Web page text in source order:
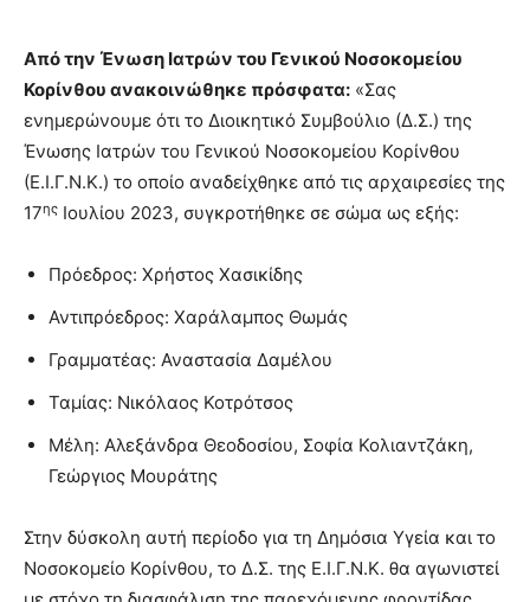
Από την Ένωση Ιατρών του Γενικού Νοσοκομείου
Κορίνθου ανακοινώθηκε πρόσφατα: «Σας
ενημερώνουμε ότι το Διοικητικό Συμβούλιο (Δ.Σ.) της
Ένωσης Ιατρών του Γενικού Νοσοκομείου Κορίνθου
(Ε.Ι.Γ.Ν.Κ.) το οποίο αναδείχθηκε από τις αρχαιρεσίες της
17ης Ιουλίου 2023, συγκροτήθηκε σε σώμα ως εξής:
Πρόεδρος: Χρήστος Χασικίδης
Αντιπρόεδρος: Χαράλαμπος Θωμάς
Γραμματέας: Αναστασία Δαμέλου
Ταμίας: Νικόλαος Κοτρότσος
Μέλη: Αλεξάνδρα Θεοδοσίου, Σοφία Κολιαντζάκη,
Γεώργιος Μουράτης
Στην δύσκολη αυτή περίοδο για τη Δημόσια Υγεία και το
Νοσοκομείο Κορίνθου, το Δ.Σ. της Ε.Ι.Γ.Ν.Κ. θα αγωνιστεί